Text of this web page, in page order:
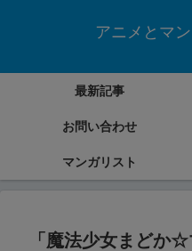
アニメとマ
最新記事
お問い合わせ
マンガリスト
「魔法少女まどか